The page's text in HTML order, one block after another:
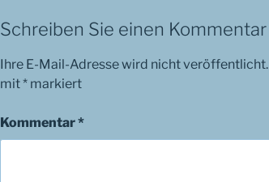
Schreiben Sie einen Kommentar
Ihre E-Mail-Adresse wird nicht veröffentlicht.
mit* markiert
Kommentar*